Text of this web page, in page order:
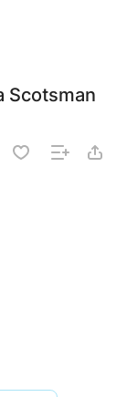
Scotsman